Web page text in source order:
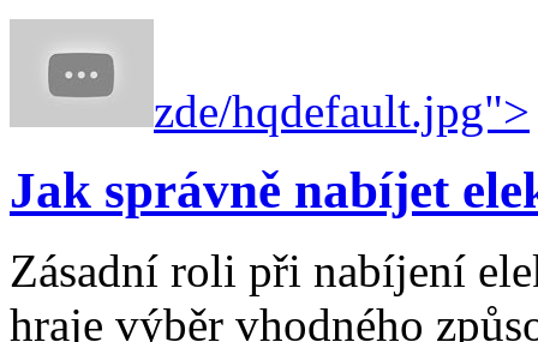
zde/hqdefault.jpg">
Jak správně nabíjet
Zásadní roli při nabíjení
hraje výběr vhodného